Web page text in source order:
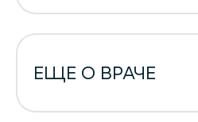
ЕЩЕ О ВРАЧЕ